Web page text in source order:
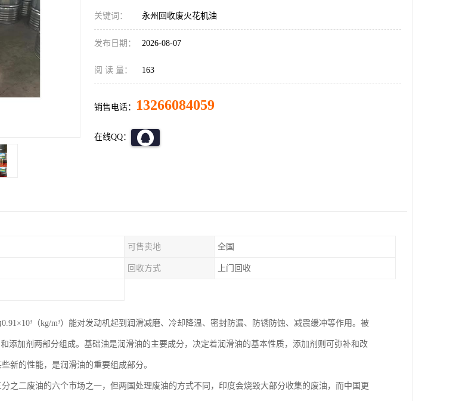
关键词： 永州回收废火花机油
发布日期： 2026-08-07
阅 读 量： 163
销售电话： 13266084059
在线QQ：
可售卖地 全国
回收方式 上门回收
（kg/m³）能对发动机起到润滑减磨、冷却降温、密封防漏、防锈防蚀、减震缓冲等作用。被
添加剂两部分组成。基础油是润滑油的主要成分，决定着润滑油的基本性质，添加剂则可弥补和改
新的性能，是润滑油的重要组成部分。
之二废油的六个市场之一，但两国处理废油的方式不同，印度会烧毁大部分收集的废油，而中国更